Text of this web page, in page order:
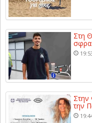
Στη
την